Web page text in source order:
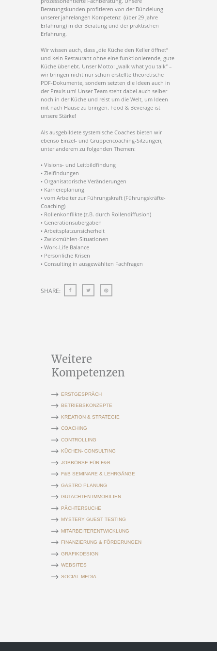
Beratungskunden profitieren von der Bündelung
unserer jahrelangen Kompetenz (über 29 Jahre
Erfahrung) in der Beratung und der praktischen
Erfahrung.
Wir wissen auch, dass „die Küche den Keller öffnet“
und kein Restaurant ohne eine funktionierende, gute
Küche überlebt. Unser Motto: „walk what you talk“ –
wir bringen nicht nur schön erstellte theoretische
PDF-Dokumente, sondern setzten die Ideen auch in
der Praxis um! Unser Team steht dabei auch selber
noch in der Küche und reist um die Welt, um Ideen
mit nach Hause zu bringen. Food & Beverage ist
unsere Stärke!
Als ausgebildete systemische Coaches bieten wir
ebenso Einzel- und Gruppencoaching-Sitzungen,
unter anderem zu folgenden Themen:
• Visions- und Leitbildfindung
• Zielfindungen
• Organisatorische Veränderungen
• Karriereplanung
• vom Arbeiter zur Führungskraft (Führungskräfte-
Coaching)
• Rollenkonflikte (z.B. durch Rollendiffusion)
• Generationsübergaben
• Arbeitsplatzunsicherheit
• Zwickmühlen-Situationen
• Work-Life Balance
• Persönliche Krisen
• Consulting in ausgewählten Fachfragen
SHARE:
Weitere
Kompetenzen
ERSTGESPRÄCH
BETRIEBSKONZEPTE
KREATION & STRATEGIE
COACHING
CONTROLLING
KÜCHEN- CONSULTING
JOBBÖRSE FÜR F&B
F&B SEMINARE & LEHRGÄNGE
GASTRO PLANUNG
GUTACHTEN IMMOBILIEN
PÄCHTERSUCHE
MYSTERY GUEST TESTING
MITARBEITERENTWICKLUNG
FINANZIERUNG & FÖRDERUNGEN
GRAFIKDESIGN
WEBSITES
SOCIAL MEDIA